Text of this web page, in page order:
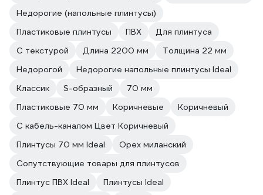
Недорогие (напольные плинтусы)
Пластиковые плинтусы
ПВХ
Для плинтуса
С текстурой
Длина 2200 мм
Толщина 22 мм
Недорогой
Недорогие напольные плинтусы Ideal
Классик
S-образный
70 мм
Пластиковые 70 мм
Коричневые
Коричневый
С кабель-каналом Цвет Коричневый
Плинтусы 70 мм Ideal
Орех миланский
Сопутствующие товары для плинтусов
Плинтус ПВХ Ideal
Плинтусы Ideal